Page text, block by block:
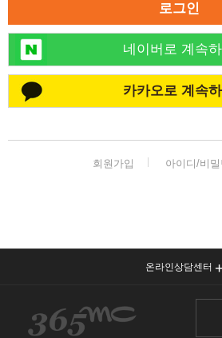
로그인
네이버로 계속
카카오로 계속하
회원가입 아이디/비
온라인상담센터